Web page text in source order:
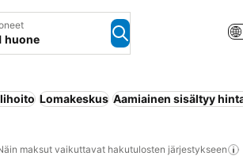
huone
Lomakeskus Aamiainen sisältyy
maksut vaikuttavat hakutulosten järjestykseen